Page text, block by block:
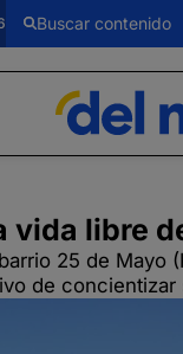
libre
25 de Mayo
de